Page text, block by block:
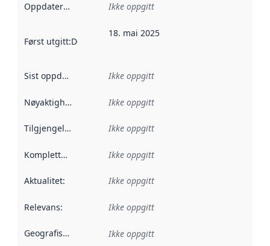
Oppdateringsfrekvens :
Ikke oppgitt
Først utgitt:Denne datoen sier når dataene i dette
18. mai 2025
Sist oppdatert Ikke oppgitt
Nøyaktighet Ikke oppgitt
Tilgjengelighet Ikke oppgitt
Kompletthet Ikke oppgitt
Aktualitet: Ikke oppgitt
Relevans: Ikke oppgitt
Geografisk avgrensning :
Ikke oppgitt